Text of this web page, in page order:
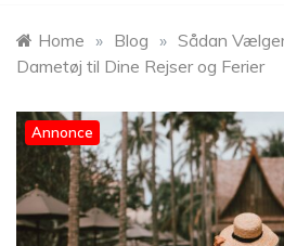
Home » Blog » Sådan
Dametøj til Dine Rejser og Ferier
Annonce